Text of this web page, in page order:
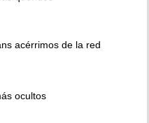
acérrimos de la red
ocultos